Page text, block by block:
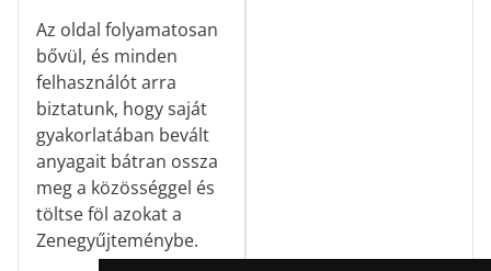
Az oldal folyamatosan
bővül, és minden
felhasználót arra
biztatunk, hogy saját
gyakorlatában bevált
anyagait bátran ossza
meg a közösséggel és
töltse föl azokat a
Zenegyűjteménybe.